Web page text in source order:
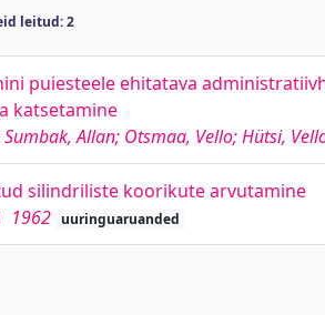
leitud: 2
puiesteele ehitatava
katsetamine
Allan; Otsmaa, Vello; Hütsi,
silindriliste koorikute arvutamine
1962 uuringuaruanded